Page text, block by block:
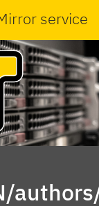
service